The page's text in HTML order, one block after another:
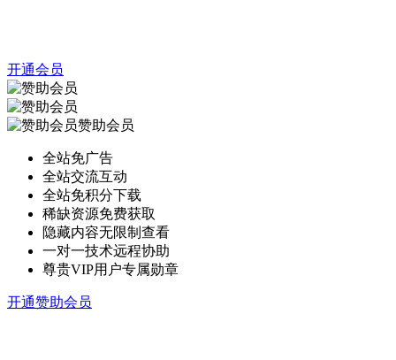
开通会员
赞助会员
全站免广告
全站交流互动
全站免积分下载
稀缺资源免费获取
隐藏内容无限制查看
一对一技术远程协助
尊贵VIP用户专属勋章
开通赞助会员